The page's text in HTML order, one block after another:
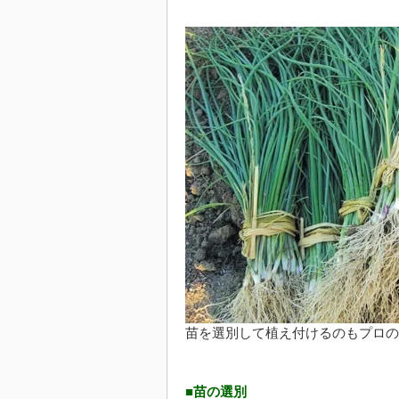
苗を選別して植え付けるのもプロ
■苗の選別